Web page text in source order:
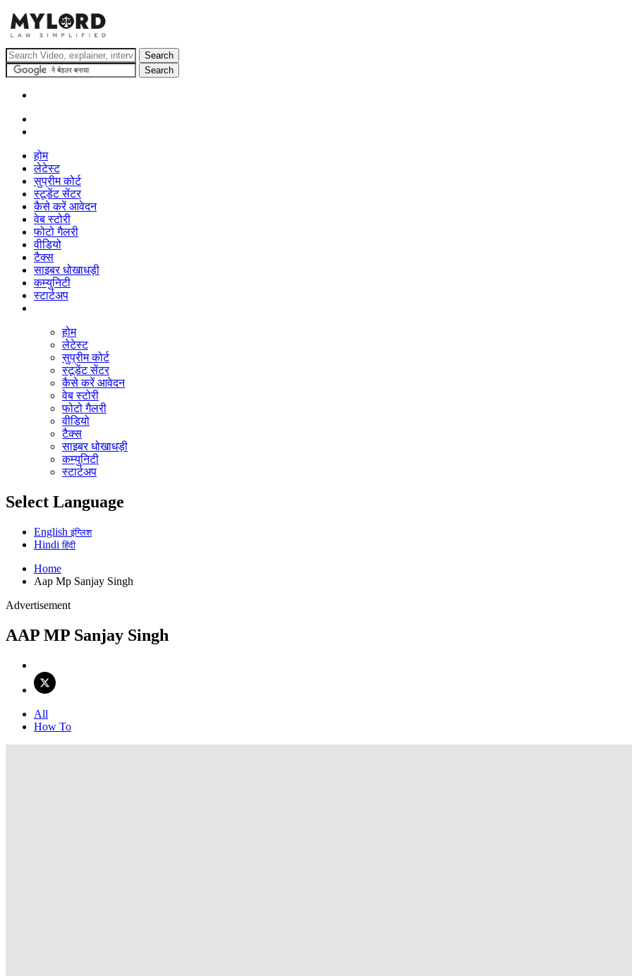
होम
लेटेस्ट
सुप्रीम कोर्ट
स्टूडेंट सेंटर
कैसे करें आवेदन
वेब स्टोरी
फोटो गैलरी
वीडियो
टैक्स
साइबर धोखाधड़ी
कम्युनिटी
स्टार्टअप
होम
लेटेस्ट
सुप्रीम कोर्ट
स्टूडेंट सेंटर
कैसे करें आवेदन
वेब स्टोरी
फोटो गैलरी
वीडियो
टैक्स
साइबर धोखाधड़ी
कम्युनिटी
स्टार्टअप
Select Language
Englishइंग्लिश
Hindiहिंदी
Home
Aap Mp Sanjay Singh
Advertisement
AAP MP Sanjay Singh
All
How To